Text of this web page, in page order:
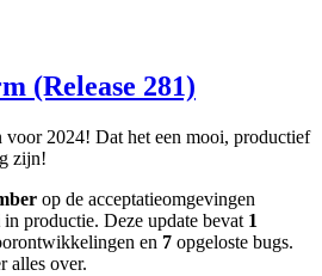
(Release 281)
voor 2024! Dat het een mooi, productief
zijn!
op de acceptatieomgevingen
in productie. Deze update bevat 1
en 7 opgeloste bugs.
alles over.